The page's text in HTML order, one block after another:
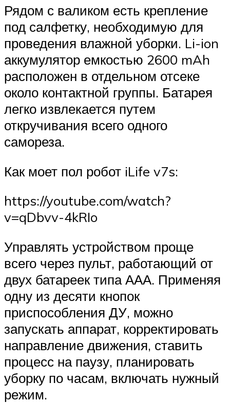
Рядом с валиком есть крепление
под салфетку, необходимую для
проведения влажной уборки. Li-ion
аккумулятор емкостью 2600 mAh
расположен в отдельном отсеке
около контактной группы. Батарея
легко извлекается путем
откручивания всего одного
самореза.
Как моет пол робот iLife v7s:
https://youtube.com/watch?
v=qDbvv-4kRIo
Управлять устройством проще
всего через пульт, работающий от
двух батареек типа ААА. Применяя
одну из десяти кнопок
приспособления ДУ, можно
запускать аппарат, корректировать
направление движения, ставить
процесс на паузу, планировать
уборку по часам, включать нужный
режим.